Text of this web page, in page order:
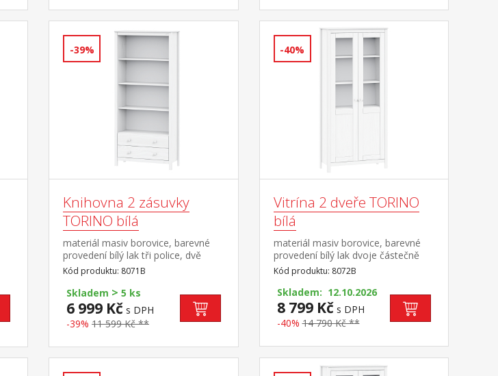
-39%
Knihovna 2 zásuvky
TORINO bílá
materiál masiv borovice, barevné
provedení bílý lak tři police, dvě
zásuvky s kovovými pojezdy
Kód produktu: 8071B
Skladem > 5 ks
6 999 Kč s DPH
-39% 11 599 Kč **
-40%
Vitrína 2 dveře TORINO
bílá
materiál masiv borovice, barevné
provedení bílý lak dvoje částečně
prosklené dveře, čtyři police
Kód produktu: 8072B
Skladem: 12.10.2026
8 799 Kč s DPH
-40% 14 790 Kč **